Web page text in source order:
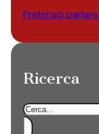
Preferisci
Ricerca
Cerca